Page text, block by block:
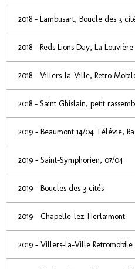
2018 - Lambusart, Boucle des 3
2018 - Reds Lions Day, La Louvière
2018 - Villers-la-Ville, Retro
2018 - Saint Ghislain, petit
2019 - Beaumont 14/04 Télévie,
2019 - Saint-Symphorien, 07/04
2019 - Boucles des 3 cités
2019 - Chapelle-lez-Herlaimont
2019 - Villers-la-Ville Retromobile